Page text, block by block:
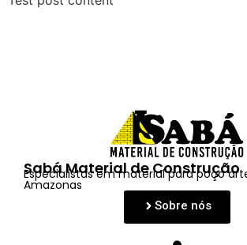
Sabá Material de Construção
Especialistas em material para poço
Amazonas
Sobre nós